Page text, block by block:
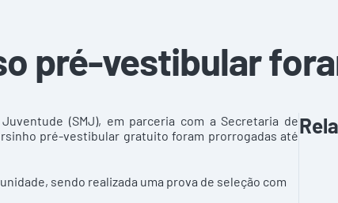
pré-vestibular
(SMJ), em parceria com a Secretaria de
pré-vestibular gratuito foram prorrogadas até
sendo realizada uma prova de seleção com